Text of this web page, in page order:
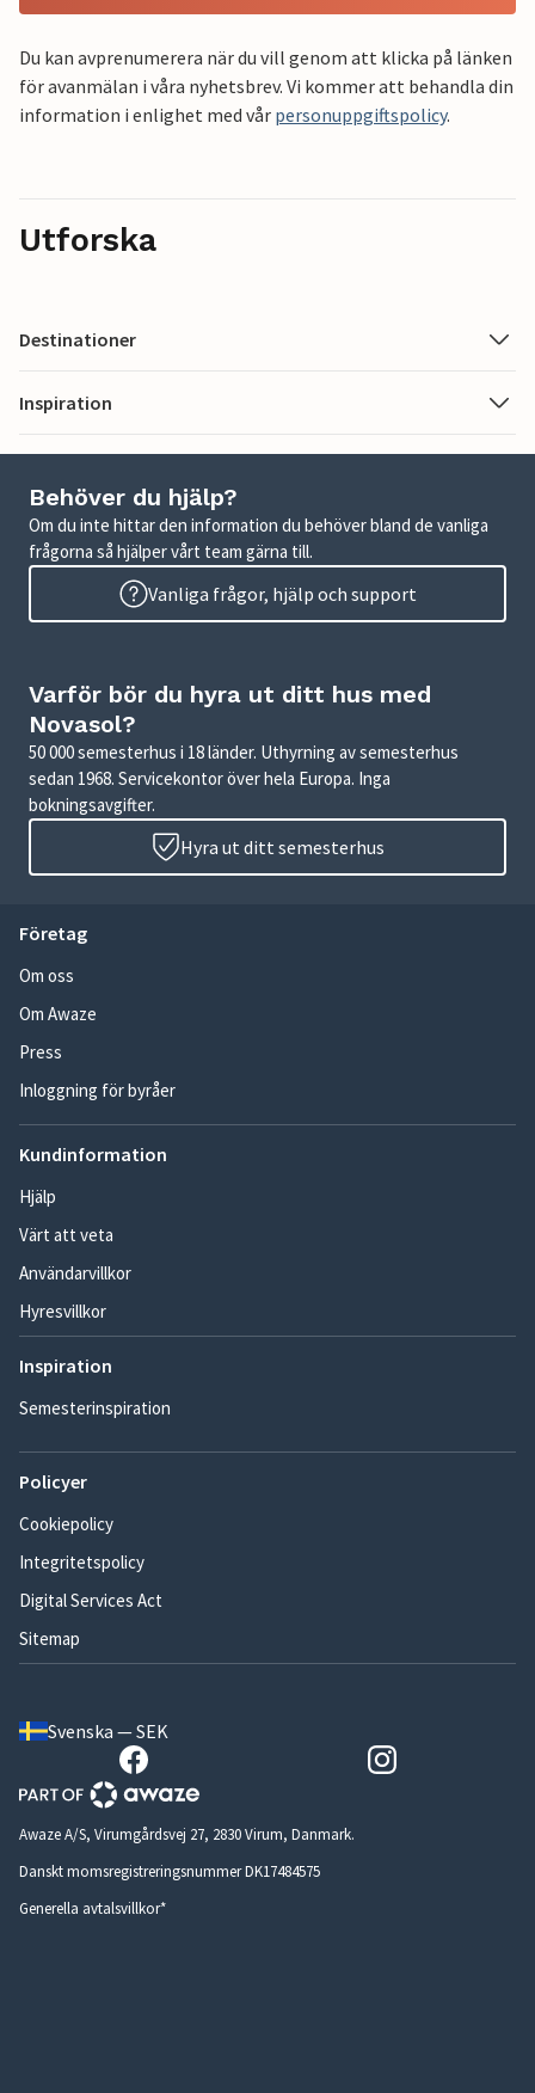
Du kan avprenumerera när du vill genom att klicka på länken
för avanmälan i våra nyhetsbrev. Vi kommer att behandla din
information i enlighet med vår personuppgiftspolicy.
Utforska
Destinationer
Inspiration
Behöver du hjälp?
Om du inte hittar den information du behöver bland de vanliga
frågorna så hjälper vårt team gärna till.
Vanliga frågor, hjälp och support
Varför bör du hyra ut ditt hus med
Novasol?
50 000 semesterhus i 18 länder. Uthyrning av semesterhus
sedan 1968. Servicekontor över hela Europa. Inga
bokningsavgifter.
Hyra ut ditt semesterhus
Företag
Om oss
Om Awaze
Press
Inloggning för byråer
Kundinformation
Hjälp
Värt att veta
Användarvillkor
Hyresvillkor
Inspiration
Semesterinspiration
Policyer
Cookiepolicy
Integritetspolicy
Digital Services Act
Sitemap
Svenska — SEK
Awaze A/S, Virumgårdsvej 27, 2830 Virum, Danmark.
Danskt momsregistreringsnummer DK17484575
Generella avtalsvillkor*